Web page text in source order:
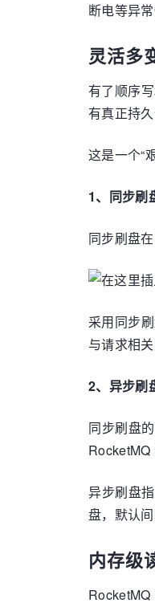
断电等异
灵活多
有了顺序
有真正持
这是一个“
1、同步刷
同步刷盘
采用同步
与请求相
2、异步刷
同步刷盘
RocketMQ
异步刷盘
盘，默认间
内存级